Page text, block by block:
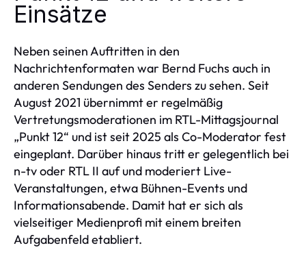
Einsätze
Neben seinen Auftritten in den
Nachrichtenformaten war Bernd Fuchs auch in
anderen Sendungen des Senders zu sehen. Seit
August 2021 übernimmt er regelmäßig
Vertretungsmoderationen im RTL-Mittagsjournal
„Punkt 12“ und ist seit 2025 als Co-Moderator fest
eingeplant. Darüber hinaus tritt er gelegentlich bei
n-tv oder RTL II auf und moderiert Live-
Veranstaltungen, etwa Bühnen-Events und
Informationsabende. Damit hat er sich als
vielseitiger Medienprofi mit einem breiten
Aufgabenfeld etabliert.